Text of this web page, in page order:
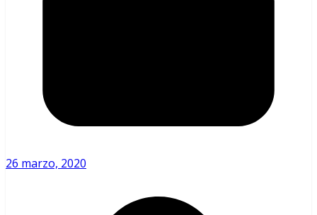
26 marzo, 2020